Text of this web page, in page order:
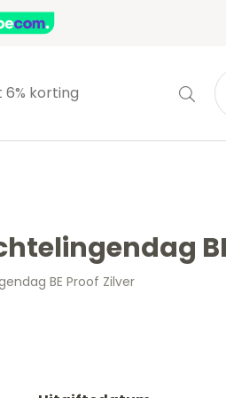
6% korting
BE Proof Zilver